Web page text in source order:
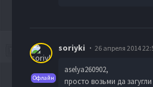
Офлайн
soriyki 26 апреля 2014
aselya260902,
просто возьми да